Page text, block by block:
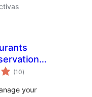
(10total
de
)
your